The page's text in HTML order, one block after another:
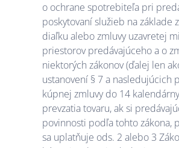
o ochrane spotrebiteľa pri
poskytovaní služieb na základe
diaľku alebo zmluvy uzavretej
priestorov predávajúceho a o
niektorých zákonov (ďalej len
ustanovení § 7 a nasledujúcich
kúpnej zmluvy do 14
prevzatia tovaru, ak si
povinnosti podľa tohto zákona,
sa uplatňuje ods. 2 alebo 3